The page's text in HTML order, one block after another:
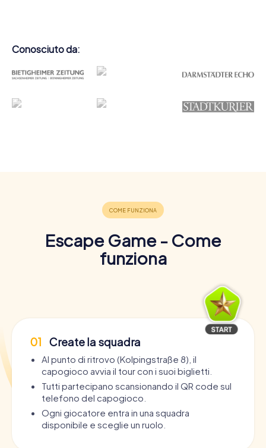
Conosciuto da:
Escape Game - Come
funziona
01 Create la squadra
Al punto di ritrovo (Kolpingstraße 8), il
capogioco avvia il tour con i suoi biglietti.
Tutti partecipano scansionando il QR code sul
telefono del capogioco.
Ogni giocatore entra in una squadra
disponibile e sceglie un ruolo.